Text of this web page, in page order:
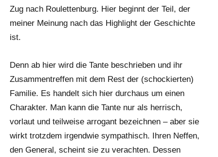
Zug nach Roulettenburg. Hier beginnt der Teil, der
meiner Meinung nach das Highlight der Geschichte
ist.
Denn ab hier wird die Tante beschrieben und ihr
Zusammentreffen mit dem Rest der (schockierten)
Familie. Es handelt sich hier durchaus um einen
Charakter. Man kann die Tante nur als herrisch,
vorlaut und teilweise arrogant bezeichnen – aber sie
wirkt trotzdem irgendwie sympathisch. Ihren Neffen,
den General, scheint sie zu verachten. Dessen